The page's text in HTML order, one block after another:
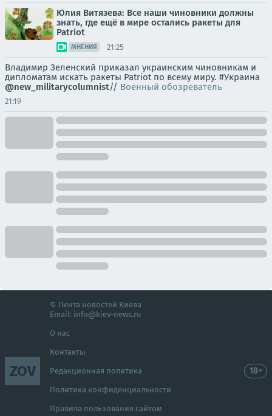
Юлия Витязева: Все наши чиновники должны
знать, где ещё в мире остались ракеты для
Patriot
МНЕНИЯ 21:25
Владимир Зеленский приказал украинским чиновникам и
дипломатам искать ракеты Patriot по всему миру. #Украина
@new_militarycolumnist// Военный обозреватель
21:19
ZOV
© Лента новостей Киева
Email: info@kiev-news.ru
О нас
Контакты
Редакционная политика
Политика конфиденциальности
Правила пользования сайтом
18+